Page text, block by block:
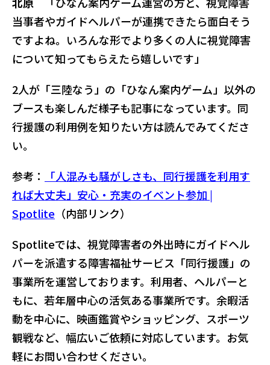
当事者やガイドヘルパーが連携できたら面白そう
ですよね。いろんな形でより多くの人に視覚障害
について知ってもらえたら嬉しいです」
2人が「三陸なう」の「ひなん案内ゲーム」以外の
ブースも楽しんだ様子も記事になっています。同
行援護の利用例を知りたい方は読んでみてくださ
い。
参考：
「人混みも騒がしさも、同行援護を利用す
れば大丈夫」安心・充実のイベント参加 |
Spotlite （内部リンク）
Spotliteでは、視覚障害者の外出時にガイドヘル
パーを派遣する障害福祉サービス「同行援護」の
事業所を運営しております。利用者、ヘルパーと
もに、若年層中心の活気ある事業所です。余暇活
動を中心に、映画鑑賞やショッピング、スポーツ
観戦など、幅広いご依頼に対応しています。お気
軽にお問い合わせください。